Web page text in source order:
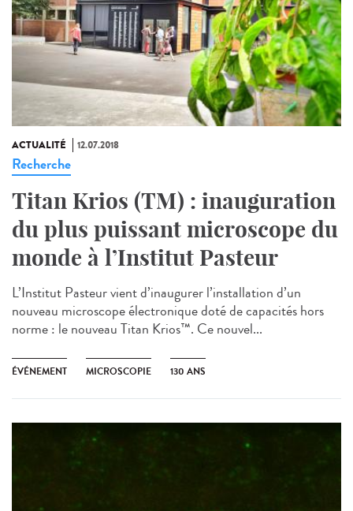
ACTUALITÉ 12.07.2018
Recherche
Titan Krios (TM) : inauguration
du plus puissant microscope du
monde à l’Institut Pasteur
L’Institut Pasteur vient d’inaugurer l’installation d’un
nouveau microscope électronique doté de capacités hors
norme : le nouveau Titan Krios™. Ce nouvel...
ÉVÉNEMENT MICROSCOPIE 130 ANS